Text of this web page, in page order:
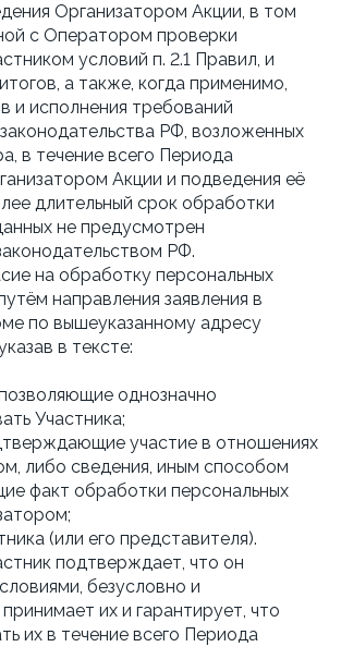
Организатором Акции, в том
с Оператором проверки
условий п. 2.1 Правил, и
а также, когда применимо,
и исполнения требований
РФ, возложенных
в течение всего Периода
Акции и подведения её
длительный срок обработки
не предусмотрен
РФ.
на обработку персональных
направления заявления в
по вышеуказанному адресу
в тексте:
однозначно
Участника;
участие в отношениях
либо сведения, иным способом
факт обработки персональных
(или его представителя).
подтверждает, что он
безусловно и
их и гарантирует, что
их в течение всего Периода